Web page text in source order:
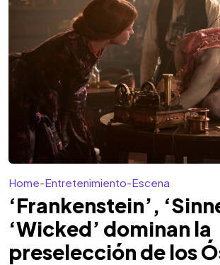
Home-Entretenimiento-Escena
‘Frankenstein’,
‘Wicked’ dominan la
preselección de los